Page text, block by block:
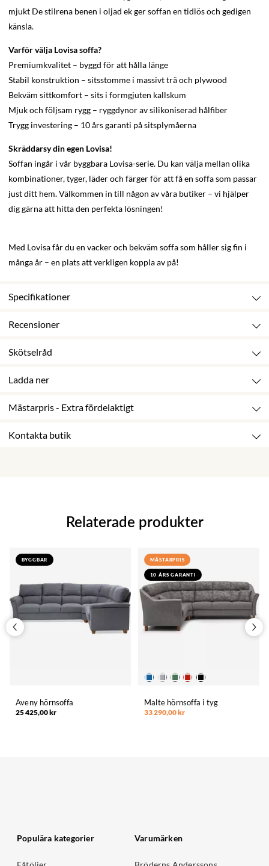
mjukt De stilrena benen i oljad ek ger soffan en tidlös och gedigen
känsla.
Varför välja Lovisa soffa?
Premiumkvalitet – byggd för att hålla länge
Stabil konstruktion – sitsstomme i massivt trä och plywood
Bekväm sittkomfort – sits i formgjuten kallskum
Mjuk och följsam rygg – ryggdynor av silikoniserad hålfiber
Trygg investering – 10 års garanti på sitsplymåerna
Skräddarsy din egen Lovisa!
Soffan ingår i vår byggbara Lovisa-serie. Du kan välja mellan olika
kombinationer, tyger, läder och färger för att få en soffa som passar
just ditt hem. Välkommen in till någon av våra butiker – vi hjälper
dig gärna att hitta den perfekta lösningen!
Med Lovisa får du en vacker och bekväm soffa som håller sig fin i
många år – en plats att verkligen koppla av på!
Specifikationer
Recensioner
Skötselråd
Ladda ner
Mästarpris - Extra fördelaktigt
Kontakta butik
Relaterade produkter
BYGGBAR
Aveny hörnsoffa
25 425,00 kr
MÄSTARPRIS
10 ÅRS GARANTI
Malte hörnsoffa i tyg
33 290,00 kr
Populära kategorier Varumärken